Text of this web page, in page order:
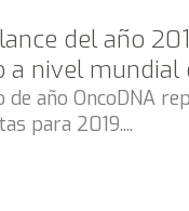
del año
nivel mundial
de año OncoDNA
para 2019....